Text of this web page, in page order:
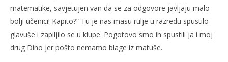
matematike, savjetujen van da se za odgovore javljaju malo
bolji učenici! Kapito?“ Tu je nas masu rulje u razredu spustilo
glavuše i zapiljilo se u klupe. Pogotovo smo ih spustili ja i moj
drug Dino jer pošto nemamo blage iz matuše.